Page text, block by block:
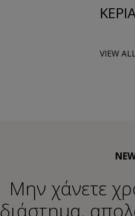
VIEW ALL
Μην χάνετε
διάστημα,